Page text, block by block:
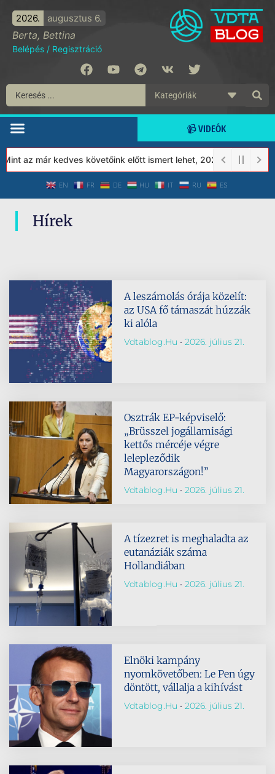
2026. augusztus 6.
Berta, Bettina
Belépés / Regisztráció
📹 VIDEÓK
az már kedves követőink előtt ismert lehet, 2023-tól a Védett
EN FR DE HU IT RU ES
Hírek
A leszámolás órája közelít:
az USA fő támaszát húzzák
ki alóla
Vdtablog.hu 2026. július 21.
Osztrák EP-képviselő:
„Brüsszel jogállamisági
kettős mércéje végre
lelepleződik
Magyarországon!”
Vdtablog.hu 2026. július 21.
A tízezret is meghaladta az
eutanáziák száma
Hollandiában
Vdtablog.hu 2026. július 21.
Elnöki kampány
nyomkövetőben: Le Pen úgy
döntött, vállalja a kihívást
Vdtablog.hu 2026. július 21.